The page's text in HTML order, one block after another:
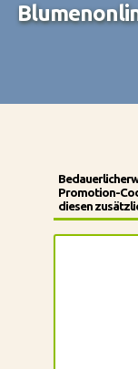
Promotion-
diesen